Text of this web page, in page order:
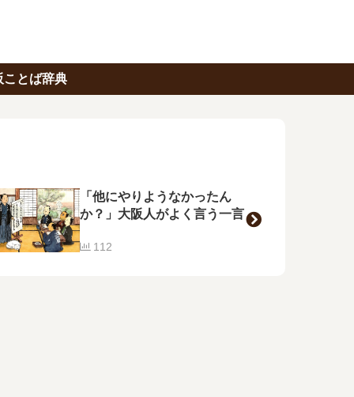
ことば辞典
「他にやりようなかったん
か？」大阪人がよく言う一言
112